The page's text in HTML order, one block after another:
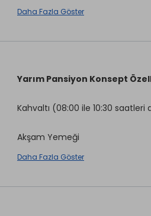
Çocuk Havuzu
Daha Fazla Göster
Yarım Pansiyon Konsept
Kahvaltı (08:00 ile 10:30 saatleri
Akşam Yemeği
Daha Fazla Göster